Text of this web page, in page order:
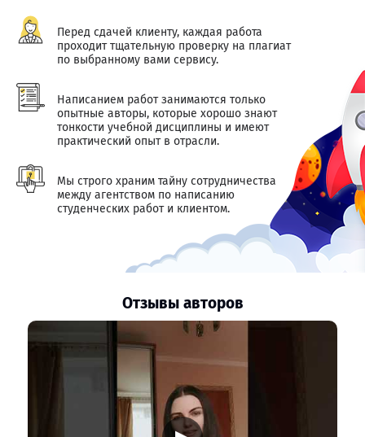
Перед сдачей клиенту, каждая работа
проходит тщательную проверку на плагиат
по выбранному вами сервису.
Написанием работ занимаются только
опытные авторы, которые хорошо знают
тонкости учебной дисциплины и имеют
практический опыт в отрасли.
Мы строго храним тайну сотрудничества
между агентством по написанию
студенческих работ и клиентом.
Отзывы авторов